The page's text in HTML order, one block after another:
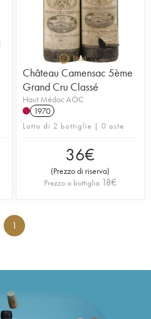
Château Camensac 5ème
Grand Cru Classé
Haut Médoc AOC
1970
Lotto di 2 bottiglie | 0 aste
36€
(Prezzo di riserva)
Prezzo a bottiglia 18€
1